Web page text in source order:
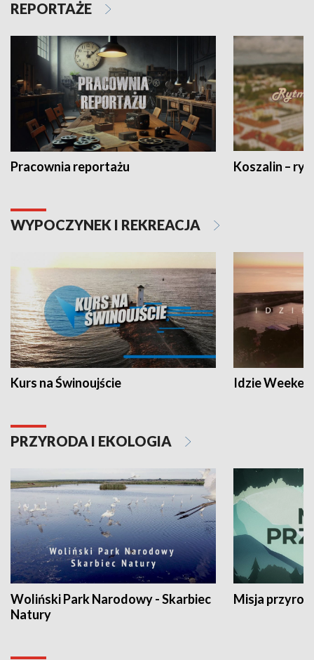
REPORTAŻE
Pracownia reportażu Koszalin –
WYPOCZYNEK I REKREACJA
Kurs na Świnoujście Idzie
PRZYRODA I EKOLOGIA
Woliński Park Narodowy - Skarbiec
Natury
Misja